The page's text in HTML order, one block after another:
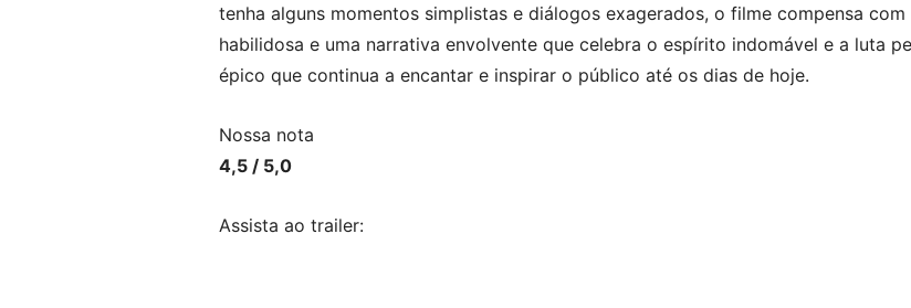
tenha alguns momentos simplistas e diálogos exagerados, o filme compensa
habilidosa e uma narrativa envolvente que celebra o espírito indomável e a luta
épico que continua a encantar e inspirar o público até os dias de hoje.
Nossa nota
4,5 / 5,0
Assista ao trailer: